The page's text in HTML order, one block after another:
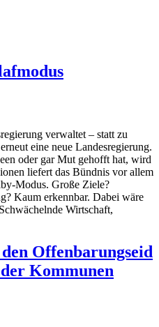
verwaltet – statt zu
eine neue Landesregierung.
oder gar Mut gehofft hat, wird
liefert das Bündnis vor allem
Modus. Große Ziele?
Kaum erkennbar. Dabei wäre
Wirtschaft,
Offenbarungseid
Kommunen